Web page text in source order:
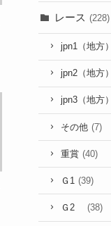
レース (228)
jpn1（地方）
jpn2（地方）
jpn3（地方）
その他 (7)
重賞 (40)
Ｇ1 (39)
Ｇ2 (38)